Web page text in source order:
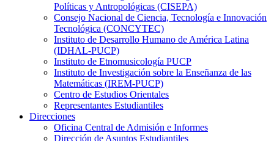
Políticas y Antropológicas (CISEPA)
Consejo Nacional de Ciencia, Tecnología e Innovación
Tecnológica (CONCYTEC)
Instituto de Desarrollo Humano de América Latina
(IDHAL-PUCP)
Instituto de Etnomusicología PUCP
Instituto de Investigación sobre la Enseñanza de las
Matemáticas (IREM-PUCP)
Centro de Estudios Orientales
Representantes Estudiantiles
Direcciones
Oficina Central de Admisión e Informes
Dirección de Asuntos Estudiantiles